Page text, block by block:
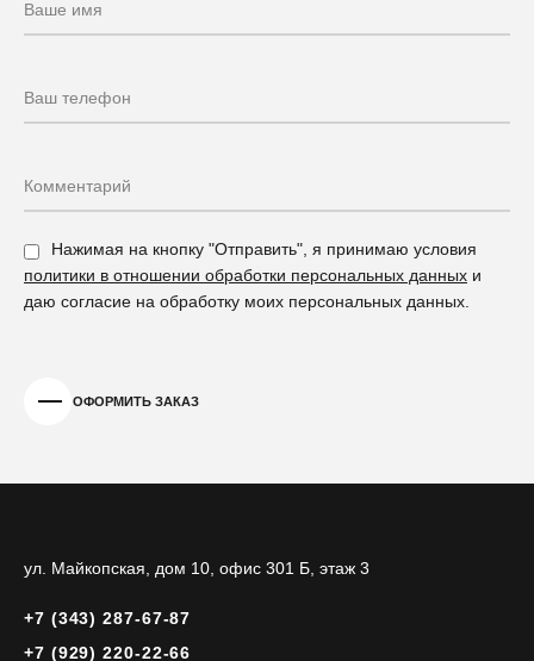
Нажимая на кнопку "Отправить", я принимаю условия
политики в отношении обработки персональных данных и
даю согласие на обработку моих персональных данных.
ОФОРМИТЬ ЗАКАЗ
ул. Майкопская, дом 10, офис 301 Б, этаж 3
+7 (343) 287-67-87
+7 (929) 220-22-66